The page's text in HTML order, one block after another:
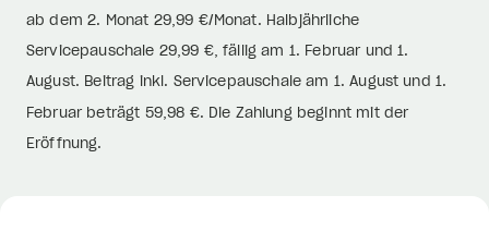
ab dem 2. Monat 29,99 €/Monat. Halbjährliche
Servicepauschale 29,99 €, fällig am 1. Februar und 1.
August. Beitrag inkl. Servicepauschale am 1. August und 1.
Februar beträgt 59,98 €. Die Zahlung beginnt mit der
Eröffnung.